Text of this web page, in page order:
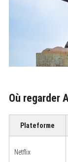
Où regarder
Plateforme
Netflix